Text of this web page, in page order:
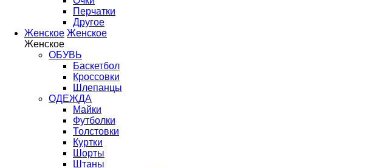
Перчатки
Другое
Женское Женское
Женское
ОБУВЬ
Баскетбол
Кроссовки
Шлепанцы
ОДЕЖДА
Майки
Футболки
Толстовки
Куртки
Шорты
Штаны